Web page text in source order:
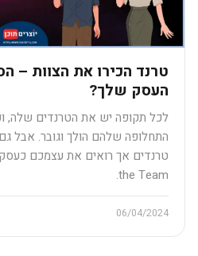
טרנד הכירו את הצוות –
העסק שלך?
לכל תקופה יש את הטרנדים שלה,
התחלופה שלהם הולך וגובר.
the Team.
06/04/2024